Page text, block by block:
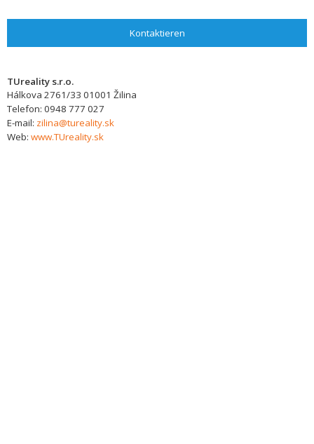
Kontaktieren
TUreality s.r.o.
Hálkova 2761/33 01001 Žilina
Telefon: 0948 777 027
E-mail: zilina@tureality.sk
Web: www.TUreality.sk